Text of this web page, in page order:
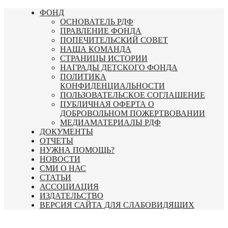
Перейти
ФОНД
ОСНОВАТЕЛЬ РДФ
ПРАВЛЕНИЕ ФОНДА
ПОПЕЧИТЕЛЬСКИЙ СОВЕТ
НАША КОМАНДА
СТРАНИЦЫ ИСТОРИИ
НАГРАДЫ ДЕТСКОГО ФОНДА
ПОЛИТИКА
КОНФИДЕНЦИАЛЬНОСТИ
ПОЛЬЗОВАТЕЛЬСКОЕ СОГЛАШЕНИЕ
ПУБЛИЧНАЯ ОФЕРТА О
ДОБРОВОЛЬНОМ ПОЖЕРТВОВАНИИ
МЕДИАМАТЕРИАЛЫ РДФ
ДОКУМЕНТЫ
ОТЧЕТЫ
НУЖНА ПОМОЩЬ?
НОВОСТИ
СМИ О НАС
СТАТЬИ
АССОЦИАЦИЯ
ИЗДАТЕЛЬСТВО
ВЕРСИЯ САЙТА ДЛЯ СЛАБОВИДЯЩИХ